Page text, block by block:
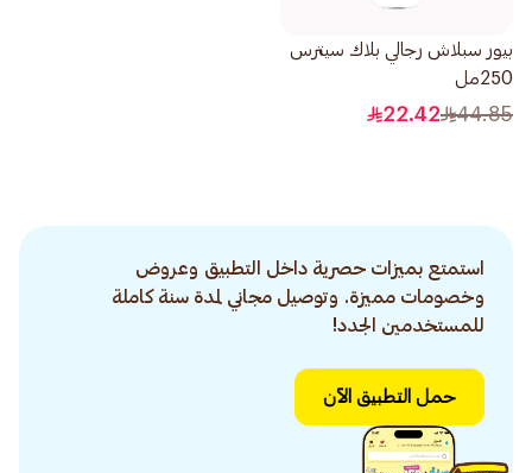
بيور سبلاش رجالي بلاك سيترس
250مل
44.85
22.42
استمتع بميزات حصرية داخل التطبيق وعروض
وخصومات مميزة. وتوصيل مجاني لمدة سنة كاملة
للمستخدمين الجدد!
حمل التطبيق الآن